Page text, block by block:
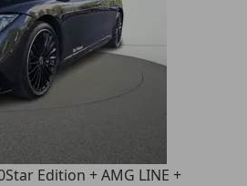
Star Edition + AMG LINE +